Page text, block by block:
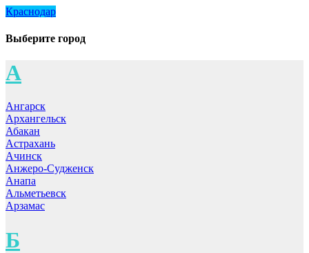
Краснодар
Выберите город
А
Ангарск
Архангельск
Абакан
Астрахань
Ачинск
Анжеро-Судженск
Анапа
Альметьевск
Арзамас
Б